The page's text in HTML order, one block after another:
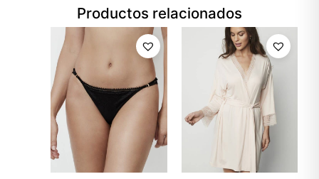
Productos relacionados